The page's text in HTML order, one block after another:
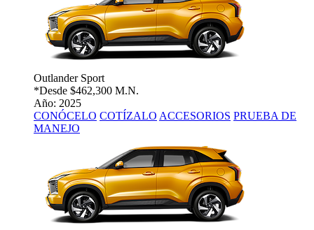
Outlander Sport
*Desde $462,300 M.N.
Año: 2025
CONÓCELO COTÍZALO ACCESORIOS PRUEBA DE
MANEJO